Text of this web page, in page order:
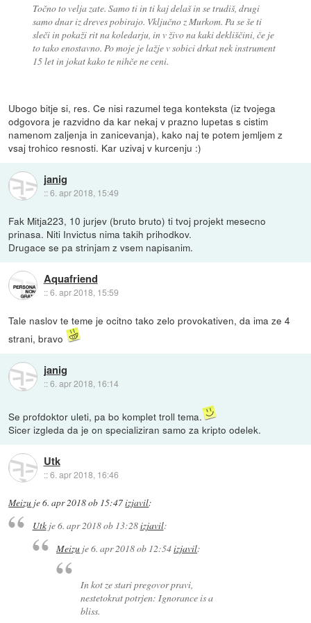
Točno to velja zate. Samo ti in ti kaj delaš in se trudiš, drugi
samo dnar iz dreves pobirajo. Vključno z Murkom. Pa se še ti
sleči in pokaži rit na koledarju, in v živo na kaki dekliščini, če je
to tako enostavno. Po moje je lažje v sobici drkat nek instrument
15 let in jokat kako te nihče ne ceni.
Ubogo bitje si, res. Ce nisi razumel tega konteksta (iz tvojega
odgovora je razvidno da kar nekaj v prazno lupetas s cistim
namenom zaljenja in zanicevanja), kako naj te potem jemljem z
vsaj trohico resnosti. Kar uzivaj v kurcenju :)
janig
::6. apr 2018, 15:49
Fak Mitja223, 10 jurjev (bruto bruto) ti tvoj projekt mesecno
prinasa. Niti Invictus nima takih prihodkov.
Drugace se pa strinjam z vsem napisanim.
Aquafriend
::6. apr 2018, 15:59
Tale naslov te teme je ocitno tako zelo provokativen, da ima ze 4
strani, bravo
janig
::6. apr 2018, 16:14
Se profdoktor uleti, pa bo komplet troll tema.
Sicer izgleda da je on specializiran samo za kripto odelek.
Utk
::6. apr 2018, 16:46
Meizu je6. apr 2018 ob 15:47izjavil:
Utkje6. apr 2018 ob 13:28izjavil:
Meizu je6. apr 2018 ob 12:54izjavil:
In kot ze stari pregovor pravi,
nestetokrat potrjen: Ignorance is a
bliss.